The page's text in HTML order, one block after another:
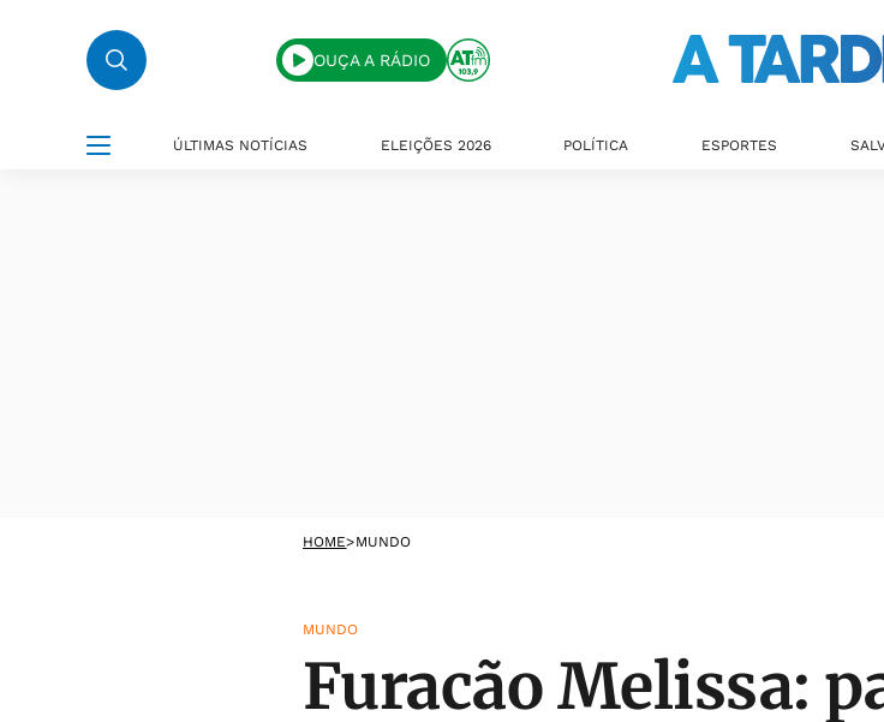
OUÇA A RÁDIO
ÚLTIMAS NOTÍCIAS ELEIÇÕES 2026 POLÍTICA ESPORTES
HOME>MUNDO
MUNDO
Furacão Melissa: